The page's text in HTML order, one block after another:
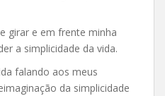
girar e em frente minha
a simplicidade da vida.
falando aos meus
da simplicidade